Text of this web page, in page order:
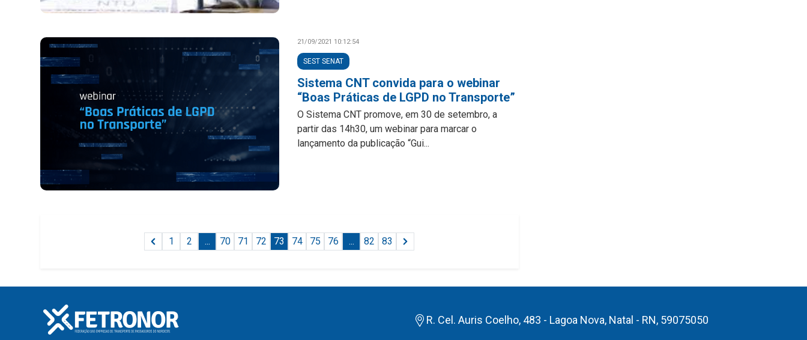
21/09/2021 10:12:54
SEST SENAT
Sistema CNT convida para o webinar
“Boas Práticas de LGPD no Transporte”
O Sistema CNT promove, em 30 de setembro, a
partir das 14h30, um webinar para marcar o
lançamento da publicação “Gui...
1 2 ... 70 71 72 73 74 75 76 ... 82 83
R. Cel. Auris Coelho, 483 - Lagoa Nova, Natal - RN, 59075050